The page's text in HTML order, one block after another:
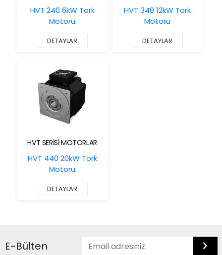
HVT 240 6kW Tork
Motoru
DETAYLAR
HVT 340 12kW Tork
Motoru
DETAYLAR
HVT SERİSİ MOTORLAR
HVT 440 20kW Tork
Motoru
DETAYLAR
E-Bülten